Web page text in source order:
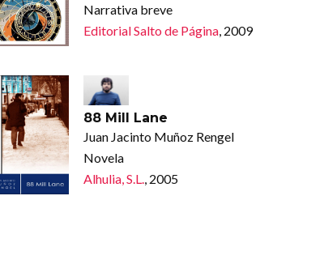
Narrativa breve
Editorial Salto de Página, 2009
88 Mill Lane
Juan Jacinto Muñoz Rengel
Novela
Alhulia, S.L., 2005